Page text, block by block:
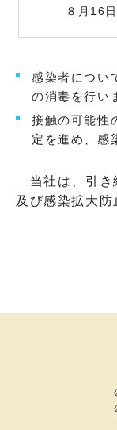
８月16日
感染者につい
の消毒を行い
接触の可能性
定を進め、感
当社は、引き
及び感染拡大防